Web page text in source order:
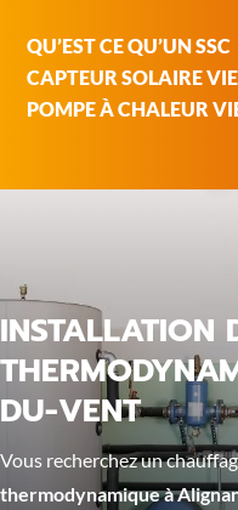
QU’EST CE QU’UN SSC
CAPTEUR SOLAIRE
POMPE À CHALEUR
INSTALLATION
DU-VENT
Vous recherchez un
thermodynamique à